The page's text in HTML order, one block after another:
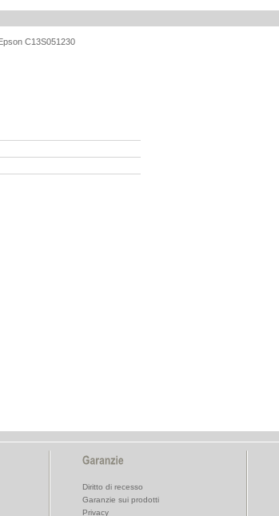
C13S051230
Diritto di recesso
Garanzie sui prodotti
Privacy